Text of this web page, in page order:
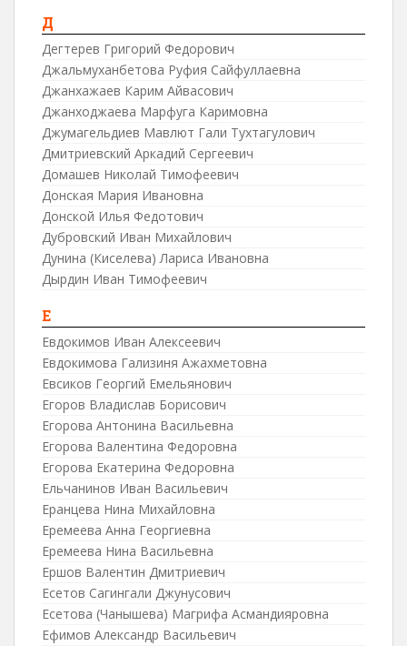
Д
Дегтерев Григорий Федорович
Джальмуханбетова Руфия Сайфуллаевна
Джанхажаев Карим Айвасович
Джанходжаева Марфуга Каримовна
Джумагельдиев Мавлют Гали Тухтагулович
Дмитриевский Аркадий Сергеевич
Домашев Николай Тимофеевич
Донская Мария Ивановна
Донской Илья Федотович
Дубровский Иван Михайлович
Дунина (Киселева) Лариса Ивановна
Дырдин Иван Тимофеевич
Е
Евдокимов Иван Алексеевич
Евдокимова Гализиня Ажахметовна
Евсиков Георгий Емельянович
Егоров Владислав Борисович
Егорова Антонина Васильевна
Егорова Валентина Федоровна
Егорова Екатерина Федоровна
Ельчанинов Иван Васильевич
Еранцева Нина Михайловна
Еремеева Анна Георгиевна
Еремеева Нина Васильевна
Ершов Валентин Дмитриевич
Есетов Сагингали Джунусович
Есетова (Чанышева) Магрифа Асмандияровна
Ефимов Александр Васильевич